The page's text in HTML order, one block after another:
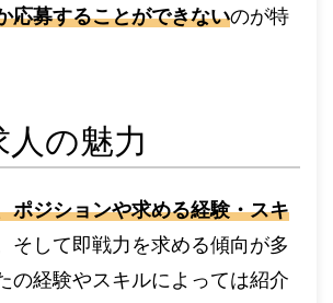
応募することができないのが特
の魅力
ポジションや求める経験・スキ
そして即戦力を求める傾向が多
の経験やスキルによっては紹介